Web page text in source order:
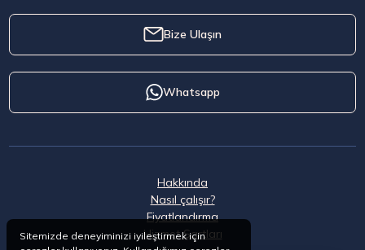
Bize Ulaşın
Whatsapp
Hakkında
Nasıl çalışır?
Fiyatlandırma
Hizmet Şartları
Sitemizde deneyiminizi iyileştirmek için